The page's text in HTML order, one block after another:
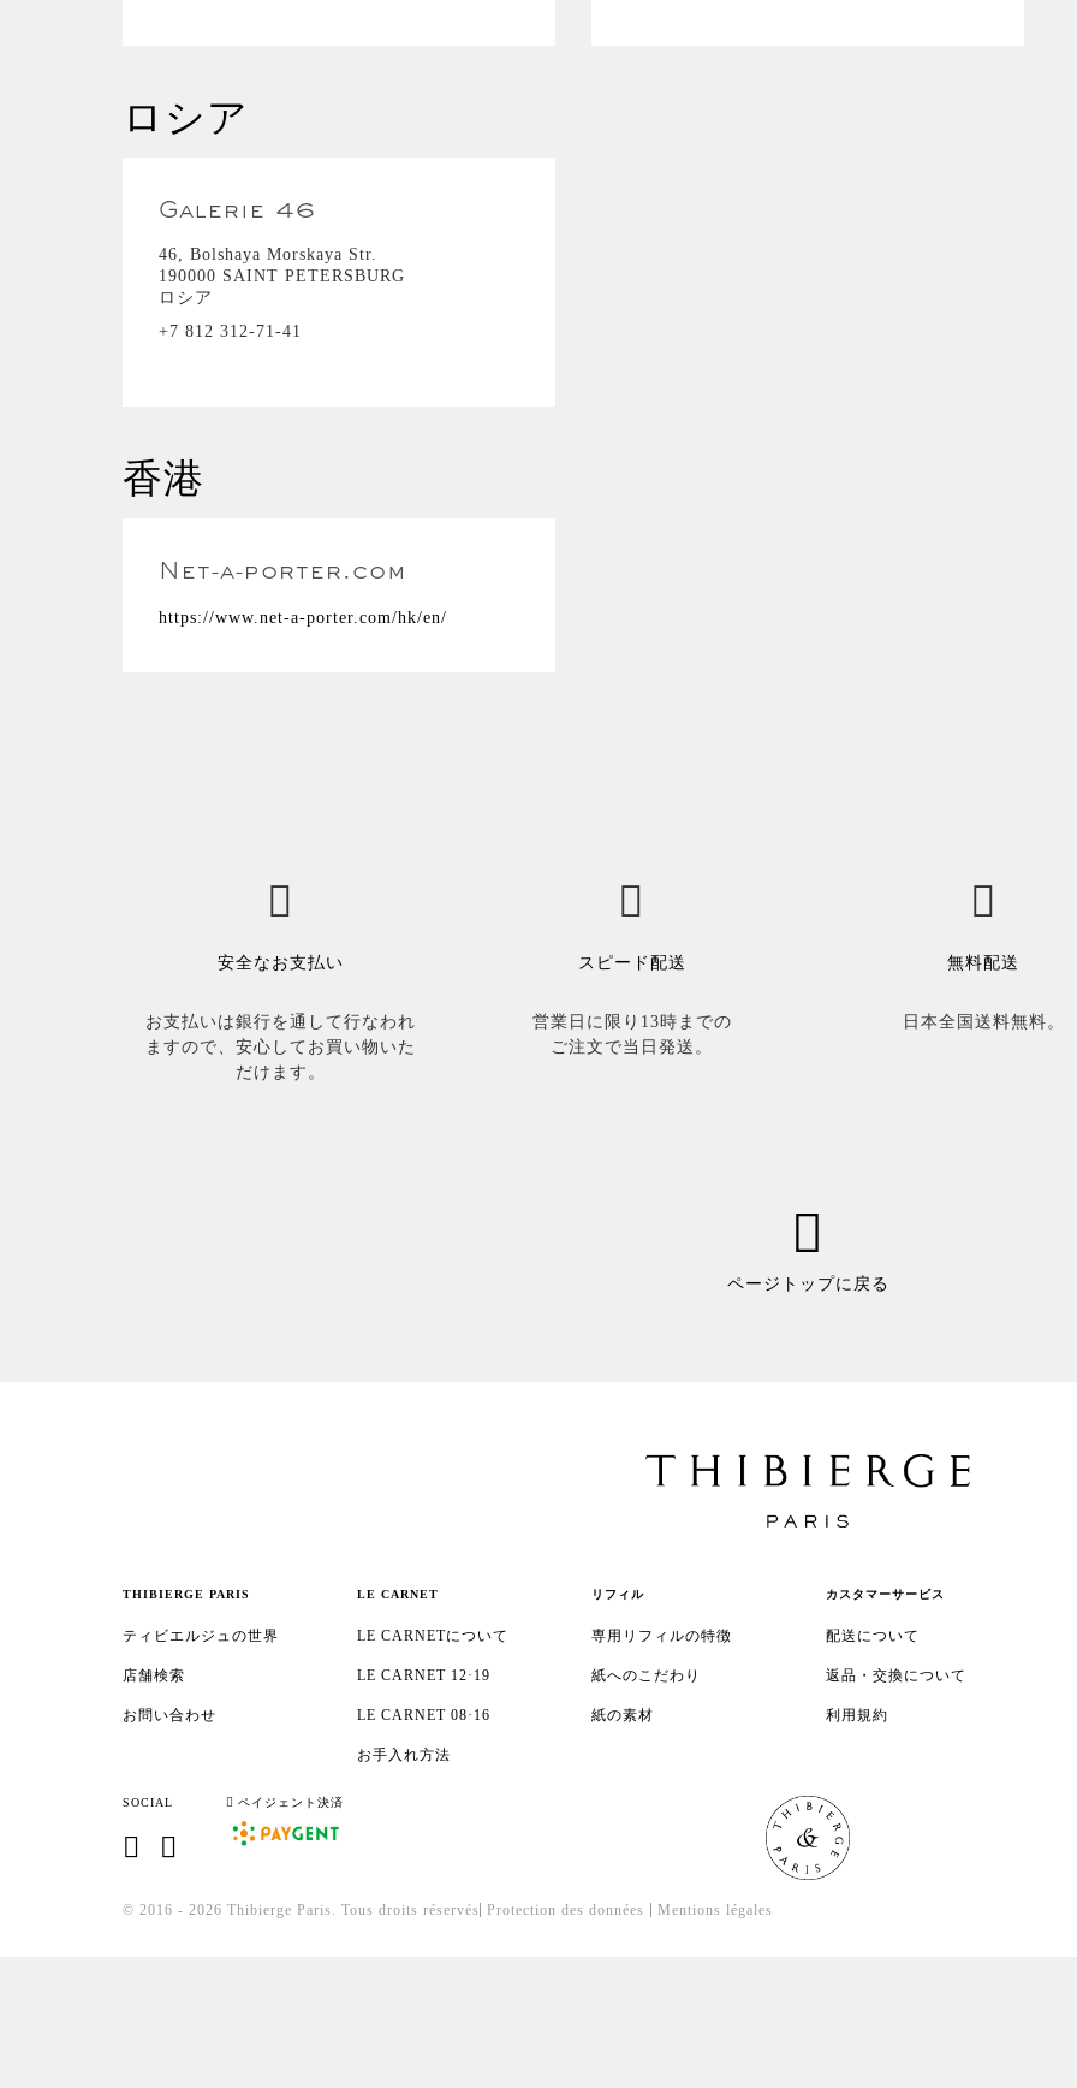
ロシア
Galerie 46
46, Bolshaya Morskaya Str.
190000 SAINT PETERSBURG
ロシア
+7 812 312-71-41
香港
Net-a-porter.com
https://www.net-a-porter.com/hk/en/
安全なお支払い
お支払いは銀行を通して行なわれ
ますので、安心してお買い物いた
だけます。
スピード配送
営業日に限り13時までの
ご注文で当日発送。
無料配送
日本全国送料無料。
ページトップに戻る
THIBIERGE PARIS
ティビエルジュの世界
店舗検索
お問い合わせ
LE CARNET
LE CARNETについて
LE CARNET 12·19
LE CARNET 08·16
お手入れ方法
リフィル
専用リフィルの特徴
紙へのこだわり
紙の素材
カスタマーサービス
配送について
返品・交換について
利用規約
SOCIAL ペイジェント決済
© 2016 - 2026 Thibierge Paris. Tous droits réservés Protection des données Mentions légales